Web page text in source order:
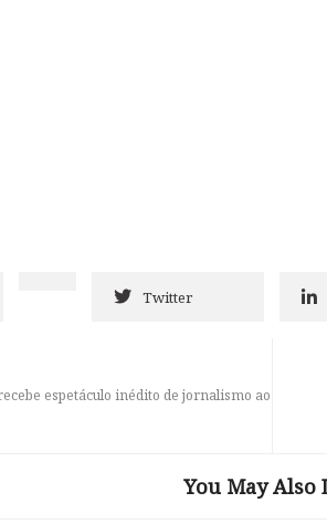
Twitter
espetáculo inédito de jornalismo ao
You May Also